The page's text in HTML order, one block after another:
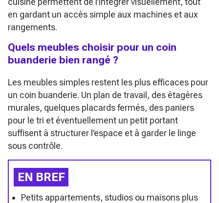
en gardant un accès simple aux machines et aux
rangements.
Quels meubles choisir pour un coin
buanderie bien rangé ?
Les meubles simples restent les plus efficaces pour
un coin buanderie. Un plan de travail, des étagères
murales, quelques placards fermés, des paniers
pour le tri et éventuellement un petit portant
suffisent à structurer l’espace et à garder le linge
sous contrôle.
EN BREF
Petits appartements, studios ou maisons plus